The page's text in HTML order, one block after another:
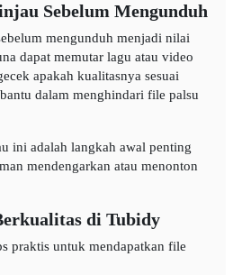
Sebelum Mengunduh
mengunduh menjadi nilai
dapat memutar lagu atau video
apakah kualitasnya sesuai
dalam menghindari file palsu
ini adalah langkah awal penting
mendengarkan atau menonton
di Tubidy
praktis untuk mendapatkan file